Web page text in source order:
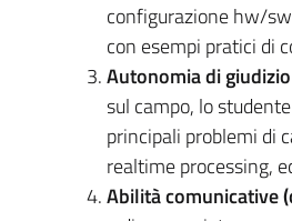
configurazione hw/
con esempi pratici di
Autonomia di
sul campo, lo
principali problemi di
realtime processing,
Abilità comunicative